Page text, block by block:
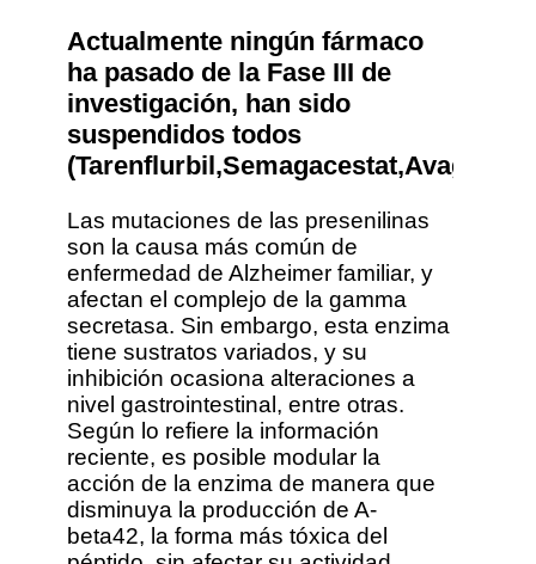
Actualmente ningún fármaco
ha pasado de la Fase III de
investigación, han sido
suspendidos todos
Las mutaciones de las presenilinas
son la causa más común de
enfermedad de Alzheimer familiar, y
afectan el complejo de la gamma
secretasa. Sin embargo, esta enzima
tiene sustratos variados, y su
inhibición ocasiona alteraciones a
nivel gastrointestinal, entre otras.
Según lo refiere la información
reciente, es posible modular la
acción de la enzima de manera que
disminuya la producción de A-
beta42, la forma más tóxica del